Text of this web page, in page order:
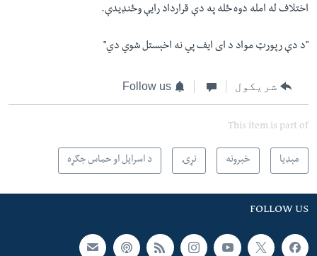
اختلاف له امله دوه ځله په دې قرارداد رایې وځنډیدې.
"د دې رپورټ مواد د ای ایف پي نه اخېستل شوي دي"
شریکول Follow us
This item is part of
مېډیا خبرونه نړۍ د اسرایل او حماس جګړه
FOLLOW US